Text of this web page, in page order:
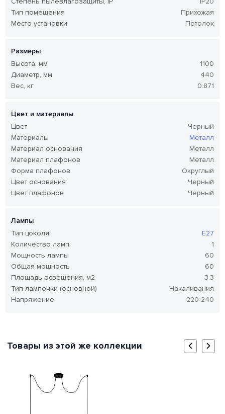
Тип помещения
Прихожая
Место установки
Потолок
Размеры
Высота, мм
1100
Диаметр, мм
440
Вес, кг
0.871
Цвет и материалы
Цвет
Черный
Материалы
Металл
Материал основания
Металл
Материал плафонов
Металл
Форма плафонов
Округлый
Цвет основания
Черный
Цвет плафонов
Черный
Лампы
Тип цоколя
E27
Количество ламп
1
Мощность лампы
60
Общая мощность
60
Площадь освещения, м2
3.3
Тип лампочки (основной)
Накаливания
Напряжение
220-240
Товары из этой же коллекции